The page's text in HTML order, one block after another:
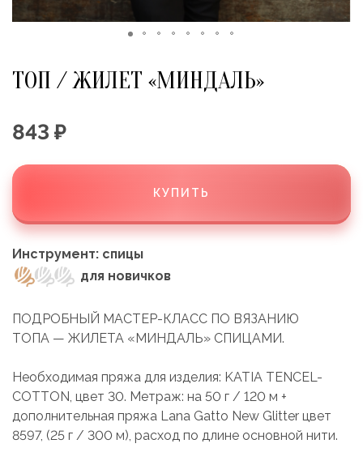
ТОП / ЖИЛЕТ «МИНДАЛЬ»
843 ₽
КУПИТЬ
Инструмент: спицы
для новичков
ПОДРОБНЫЙ МАСТЕР-КЛАСС ПО ВЯЗАНИЮ
ТОПА — ЖИЛЕТА «МИНДАЛЬ» СПИЦАМИ.
Необходимая пряжа для изделия: KATIA TENCEL-
COTTON, цвет 30. Метраж: на 50 г / 120 м +
дополнительная пряжа Lana Gatto New Glitter цвет
8597, (25 г / 300 м), расход по длине основной нити.